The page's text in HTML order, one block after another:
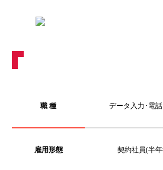
職 種 データ入力･電
雇用形態 契約社員(半